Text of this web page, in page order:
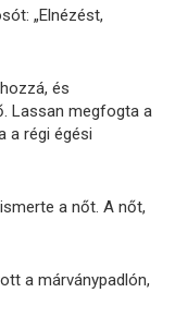
„Elnézést,
és
Lassan megfogta a
a régi égési
a nőt. A nőt,
a márványpadlón,